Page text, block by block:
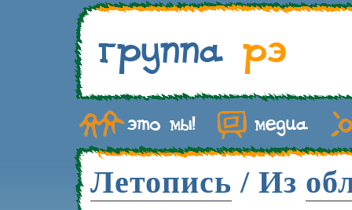
Летопись / Из